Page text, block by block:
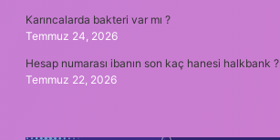
Karıncalarda bakteri var mı ?
Temmuz 24, 2026
Hesap numarası ibanın son kaç hanesi halkbank ?
Temmuz 22, 2026